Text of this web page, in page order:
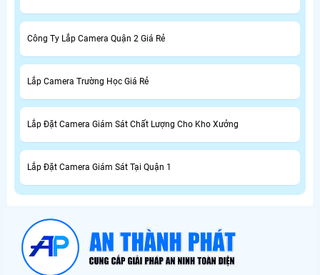
Công Ty Lắp Camera Quận 2 Giá Rẻ
Lắp Camera Trường Học Giá Rẻ
Lắp Đặt Camera Giám Sát Chất Lượng Cho Kho Xưởng
Lắp Đặt Camera Giám Sát Tại Quận 1